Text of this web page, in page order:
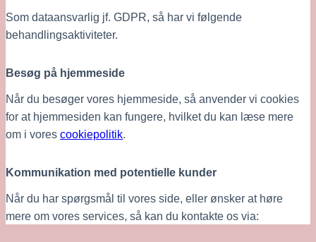
Som dataansvarlig jf. GDPR, så har vi følgende
behandlingsaktiviteter.
Besøg på hjemmeside
Når du besøger vores hjemmeside, så anvender vi cookies
for at hjemmesiden kan fungere, hvilket du kan læse mere
om i vores cookiepolitik.
Kommunikation med potentielle kunder
Når du har spørgsmål til vores side, eller ønsker at høre
mere om vores services, så kan du kontakte os via: